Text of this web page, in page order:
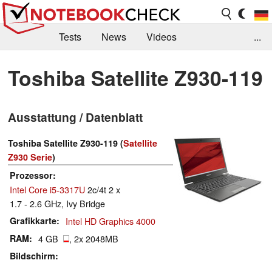
Tests News
Videos
Kaufberatung
Deals Suche
Jobs
Forum
...
Toshiba Satellite Z930-119
Ausstattung / Datenblatt
Toshiba Satellite Z930-119 (Satellite
Z930 Serie)
Prozessor
Intel Core i5-3317U2c/4t 2 x
1.7 - 2.6 GHz, Ivy Bridge
Grafikkarte Intel HD Graphics 4000
RAM 4 GB , 2x 2048MB
Bildschirm